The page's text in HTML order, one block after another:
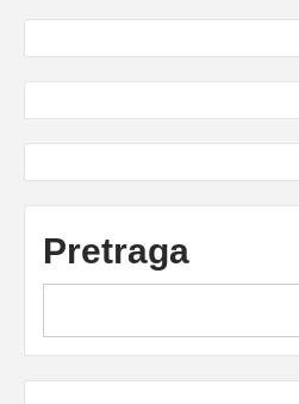
Pretraga